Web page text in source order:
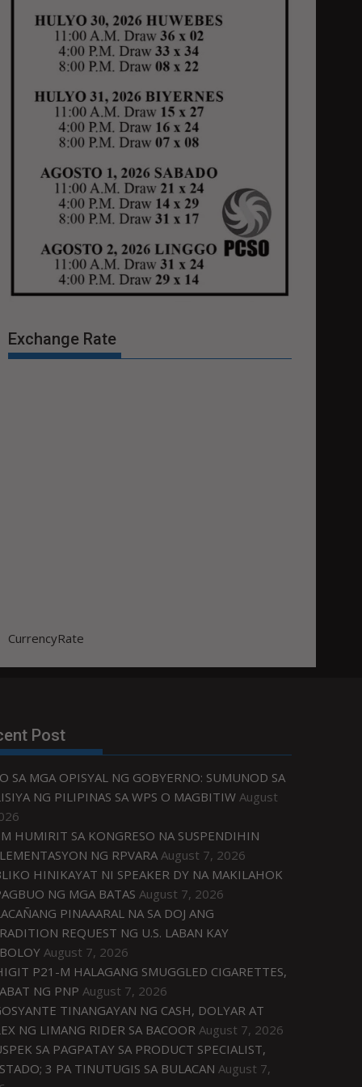
Exchange Rate
CurrencyRate
Post
SA MGA OPISYAL NG GOBYERNO: SUMUNOD SA
NG PILIPINAS SA WPS O MAGBITIW August
HUMIRIT SA KONGRESO NA SUSPENDIHIN
NG RPVARA August 7, 2026
HINIKAYAT NI SPEAKER DY NA MAKILAHOK
NG MGA BATAS August 7, 2026
PINAAARAL NA SA DOJ ANG
REQUEST NG U.S. LABAN KAY
August 7, 2026
P21-M HALAGANG SMUGGLED CIGARETTES,
NG PNP August 7, 2026
TINANGAYAN NG CASH, DOLYAR AT
NG LIMANG RIDER SA BACOOR August 7, 2026
SA PAGPATAY SA PRODUCT SPECIALIST,
3 PA TINUTUGIS SA BULACAN August 7,